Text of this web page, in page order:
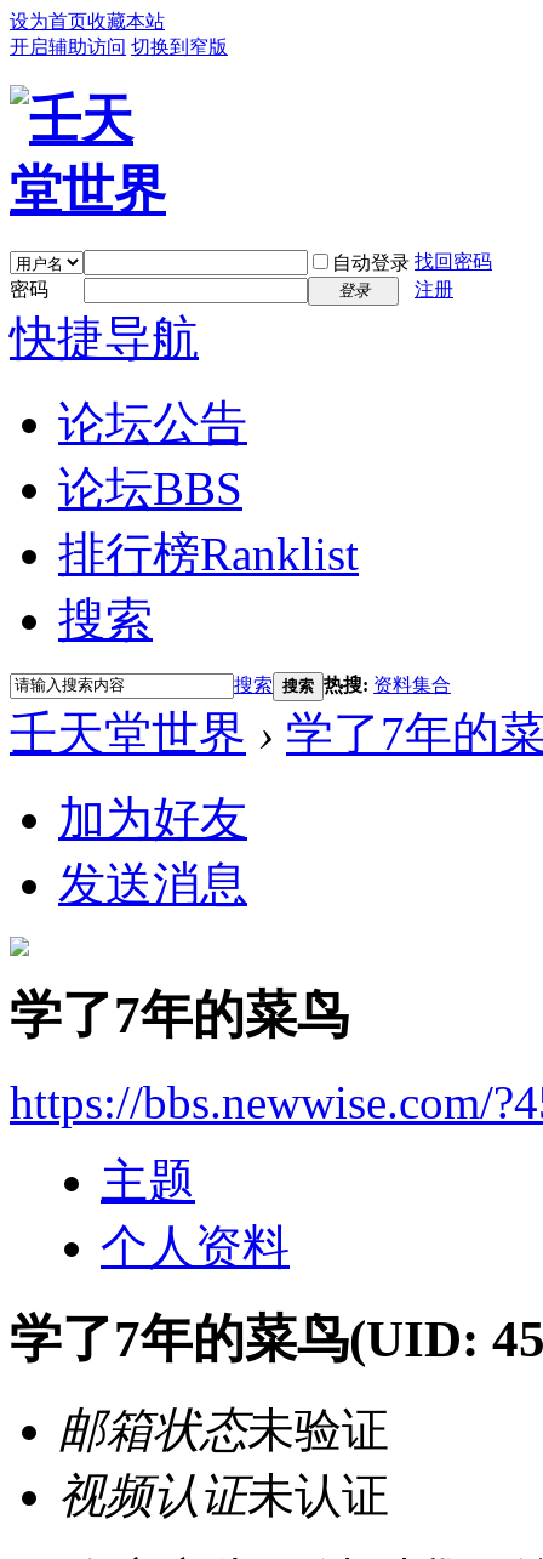
设为首页收藏本站
开启辅助访问 切换到窄版
自动登录 找回密码
密码
登录 注册
快捷导航
论坛公告
论坛BBS
排行榜Ranklist
搜索
搜索 搜索 热搜: 资料集合
壬天堂世界 › 学了7年的
加为好友
发送消息
学了7年的菜鸟
https://bbs.newwise.com/
主题
个人资料
学了7年的菜鸟(UID:
邮箱状态未验证
视频认证未认证